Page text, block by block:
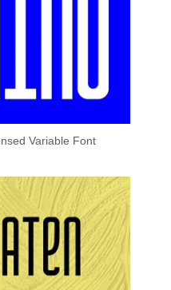
Variable Font